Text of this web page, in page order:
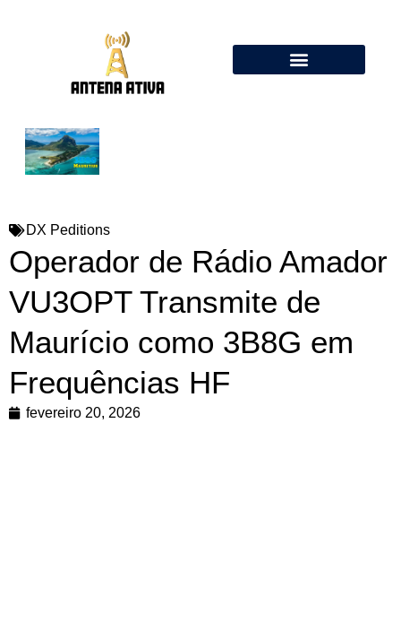
DX Peditions
Operador de Rádio Amador
VU3OPT Transmite de
Maurício como 3B8G em
Frequências HF
fevereiro 20, 2026